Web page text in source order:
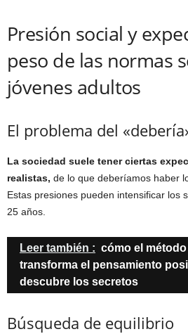
Presión social y
peso de las normas
jóvenes adultos
El problema del
La sociedad suele tener ciertas
realistas, de lo que deberíamos haber
Estas presiones pueden intensificar los
25 años.
Leer también : cómo el
transforma el pensamiento
descubre los secretos
Búsqueda de equilibrio